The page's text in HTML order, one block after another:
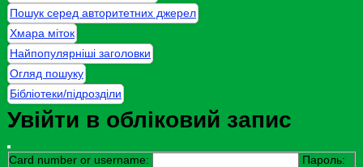
Пошук серед авторитетних джерел
Хмара міток
Найпопулярніші заголовки
Огляд пошуку
Бібліотеки/підрозділи
Увійти в обліковий запис
Card number or username: Пароль: